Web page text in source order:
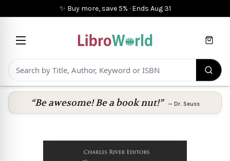
✨ Buy more, save 5% · Ends Aug 31
Cart
“Be awesome! Be a book nut!” — Dr. Seuss